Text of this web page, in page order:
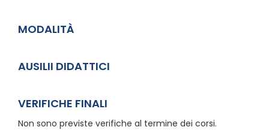
MODALITÀ
AUSILII DIDATTICI
VERIFICHE FINALI
Non sono previste verifiche al termine dei corsi.